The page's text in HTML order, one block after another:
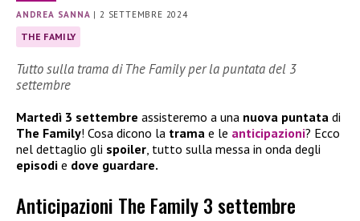
ANDREA SANNA |2 SETTEMBRE 2024
THE FAMILY
Tutto sulla trama di The Family per la puntata del 3
settembre
Martedì 3 settembre assisteremo a una nuova puntata di
The Family! Cosa dicono la trama e le anticipazioni? Ecco
nel dettaglio gli spoiler , tutto sulla messa in onda degli
episodi e dove guardare.
Anticipazioni The Family 3 settembre